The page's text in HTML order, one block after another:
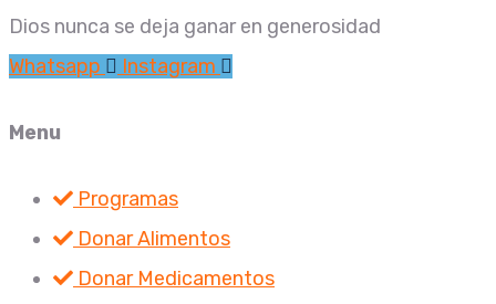
Dios nunca se deja ganar en generosidad
Whatsapp
Instagram
Menu
Programas
Donar Alimentos
Donar Medicamentos